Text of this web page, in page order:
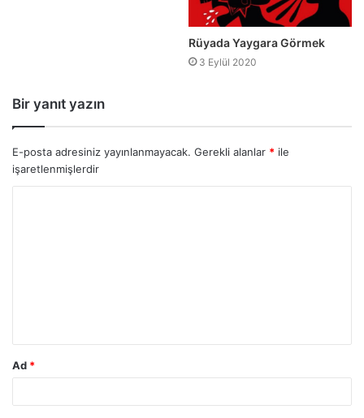
Rüyada Yaygara Görmek
3 Eylül 2020
Bir yanıt yazın
E-posta adresiniz yayınlanmayacak. Gerekli alanlar * ile
işaretlenmişlerdir
Ad *